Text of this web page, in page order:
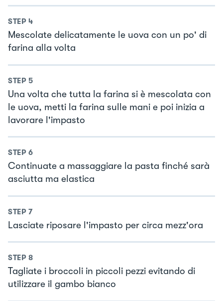
STEP 4
Mescolate delicatamente le uova con un po' di
farina alla volta
STEP 5
Una volta che tutta la farina si è mescolata con
le uova, metti la farina sulle mani e poi inizia a
lavorare l'impasto
STEP 6
Continuate a massaggiare la pasta finché sarà
asciutta ma elastica
STEP 7
Lasciate riposare l'impasto per circa mezz'ora
STEP 8
Tagliate i broccoli in piccoli pezzi evitando di
utilizzare il gambo bianco